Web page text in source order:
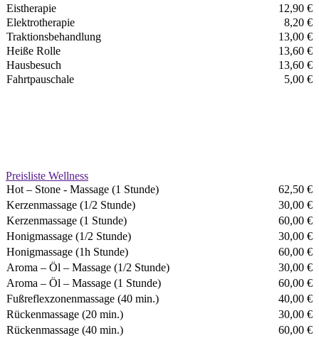
Eistherapie
12,90 €
Elektrotherapie
8,20 €
Traktionsbehandlung
13,00 €
Heiße Rolle
13,60 €
Hausbesuch
13,60 €
Fahrtpauschale
5,00 €
Preisliste Wellness
Hot – Stone - Massage (1 Stunde)
62,50 €
Kerzenmassage (1/2 Stunde)
30,00 €
Kerzenmassage (1 Stunde)
60,00 €
Honigmassage (1/2 Stunde)
30,00 €
Honigmassage (1h Stunde)
60,00 €
Aroma – Öl – Massage (1/2 Stunde)
30,00 €
Aroma – Öl – Massage (1 Stunde)
60,00 €
Fußreflexzonenmassage (40 min.)
40,00 €
Rückenmassage (20 min.)
30,00 €
Rückenmassage (40 min.)
60,00 €